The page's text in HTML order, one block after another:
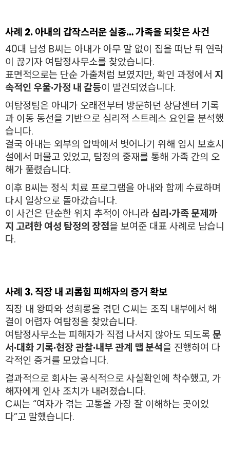
사례 2. 아내의 갑작스러운 실종… 가족을 되찾은 사건
40대 남성 B씨는 아내가 아무 말 없이 집을 떠난 뒤 연락
이 끊기자 여탐정사무소를 찾았습니다.
표면적으로는 단순 가출처럼 보였지만, 확인 과정에서 지
속적인 우울·가정 내 갈등이 발견되었습니다.
여탐정팀은 아내가 오래전부터 방문하던 상담센터 기록
과 이동 동선을 기반으로 심리적 스트레스 요인을 분석했
습니다.
결국 아내는 외부의 압박에서 벗어나기 위해 임시 보호시
설에서 머물고 있었고, 탐정의 중재를 통해 가족 간의 오
해가 풀렸습니다.
이후 B씨는 정식 치료 프로그램을 아내와 함께 수료하며
다시 일상으로 돌아갔습니다.
이 사건은 단순한 위치 추적이 아니라 심리·가족 문제까
지 고려한 여성 탐정의 장점을 보여준 대표 사례로 남습니
다.
사례 3. 직장 내 괴롭힘 피해자의 증거 확보
직장 내 왕따와 성희롱을 겪던 C씨는 조직 내부에서 해
결이 어렵자 여탐정을 찾았습니다.
여탐정사무소는 피해자가 직접 나서지 않아도 되도록문
서·대화 기록·현장 관찰·내부 관계 맵 분석을 진행하여 다
각적인 증거를 모았습니다.
결과적으로 회사는 공식적으로 사실확인에 착수했고, 가
해자에게 인사 조치가 내려졌습니다.
C씨는 “여자가 겪는 고통을 가장 잘 이해하는 곳이었
다”고 말했습니다.